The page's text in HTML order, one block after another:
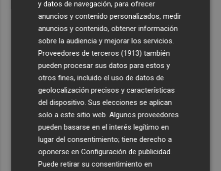
y datos de navegación, para ofrecer
anuncios y contenido personalizados, medir
anuncios y contenido, obtener información
sobre la audiencia y mejorar los servicios.
Proveedores de terceros (1913) también
pueden procesar sus datos para estos y
otros fines, incluido el uso de datos de
geolocalización precisos y características
del dispositivo. Sus elecciones se aplican
solo a este sitio web. Algunos proveedores
pueden basarse en el interés legítimo en
lugar del consentimiento; tiene derecho a
oponerse enConfiguración de publicidad
Puede retirar su consentimiento en